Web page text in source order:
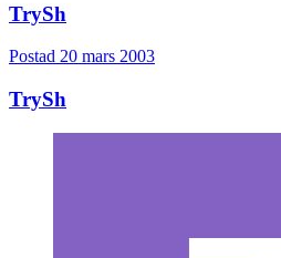
TrySh
Postad 20 mars 2003
TrySh